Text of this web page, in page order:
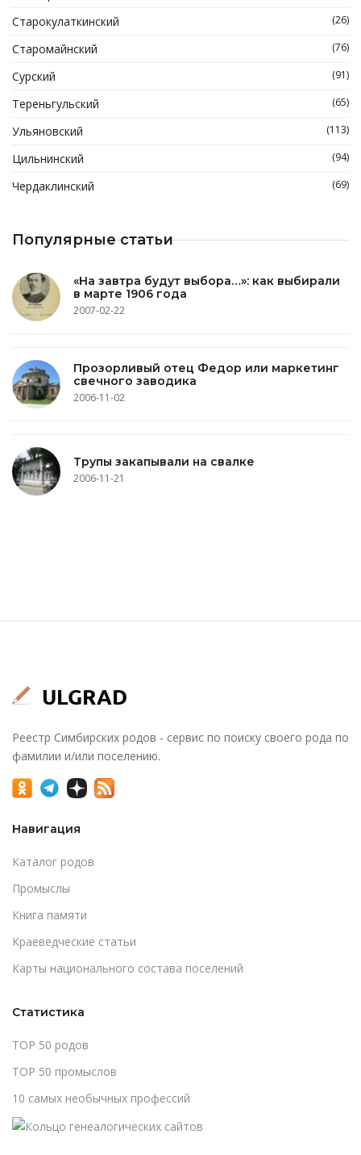
Старокулаткинский (26)
Старомайнский (76)
Сурский (91)
Тереньгульский (65)
Ульяновский (113)
Цильнинский (94)
Чердаклинский (69)
Популярные статьи
«На завтра будут выбора…»: как выбирали
в марте 1906 года
2007-02-22
Прозорливый отец Федор или маркетинг
свечного заводика
2006-11-02
Трупы закапывали на свалке
2006-11-21
Реестр Симбирских родов - сервис по поиску своего рода по
фамилии и/или поселению.
Навигация
Каталог родов
Промыслы
Книга памяти
Краеведческие статьи
Карты национального состава поселений
Статистика
TOP 50 родов
TOP 50 промыслов
10 самых необычных профессий